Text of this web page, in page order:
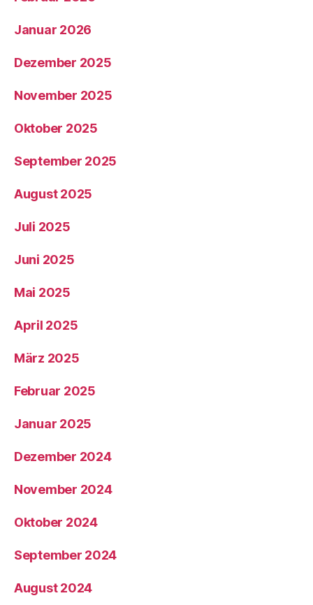
Januar 2026
Dezember 2025
November 2025
Oktober 2025
September 2025
August 2025
Juli 2025
Juni 2025
Mai 2025
April 2025
März 2025
Februar 2025
Januar 2025
Dezember 2024
November 2024
Oktober 2024
September 2024
August 2024